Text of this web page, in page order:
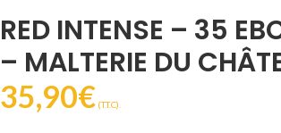
RED INTENSE – 35
– MALTERIE DU
35,90€ (T.T.C).